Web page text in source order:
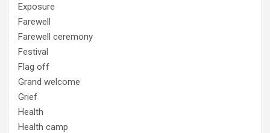
Exposure
Farewell
Farewell ceremony
Festival
Flag off
Grand welcome
Grief
Health
Health camp